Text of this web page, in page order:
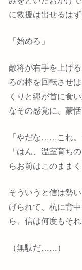
に救援は出せるは
「始めろ」
敵将が右手を上げ
ろの棒を回転させ
くりと縄が首に食
なその感覚に、蒙
「やだな……これ。
「はん、温室育ち
らお前はこのまま
そういうと信は勢
げられて、杭に背
ら、信は何度もそれ
（無駄だ……）